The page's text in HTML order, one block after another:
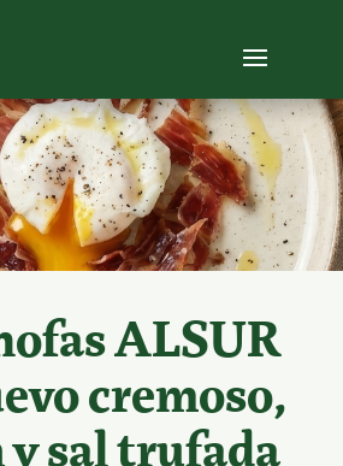
ALSUR
cremoso,
sal trufada